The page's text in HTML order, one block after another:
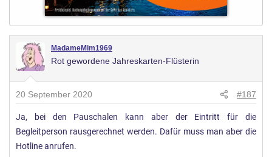
MadameMim1969
Rot gewordene Jahreskarten-Flüsterin
20 September 2020 #187
Ja, bei den Pauschalen kann aber der Eintritt für die
Begleitperson rausgerechnet werden. Dafür muss man aber die
Hotline anrufen.